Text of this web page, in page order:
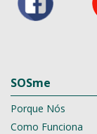
SOSme
Porque Nós
Como Funciona